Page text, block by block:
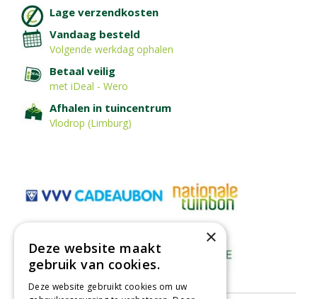
Lage verzendkosten
Vandaag besteld
Volgende werkdag ophalen
Betaal veilig
met iDeal - Wero
Afhalen in tuincentrum
Vlodrop (Limburg)
×
Deze website maakt
gebruik van cookies.
Deze website gebruikt cookies om uw